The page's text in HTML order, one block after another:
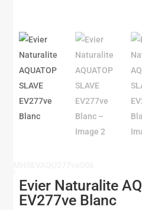
Evier Naturalite
EV277ve Blanc